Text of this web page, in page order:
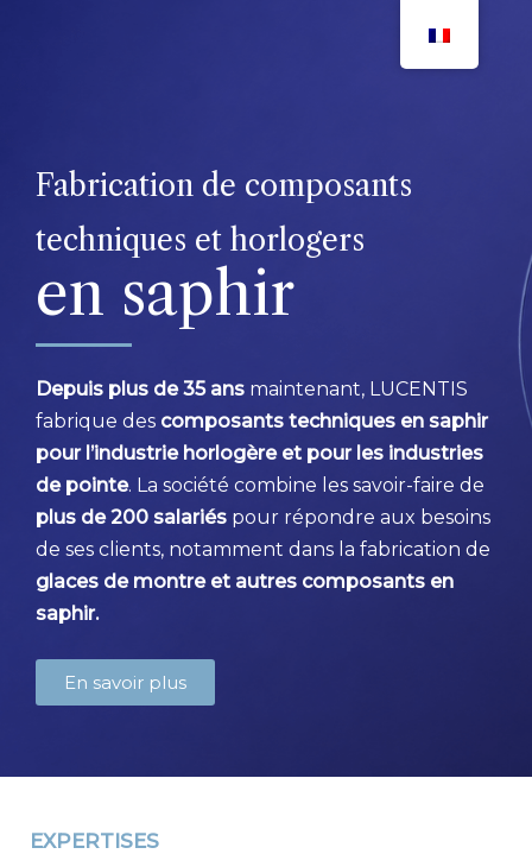
Fabrication de composants
techniques et horlogers
en saphir
Depuis plus de 35 ans maintenant, LUCENTIS
fabrique des composants techniques en saphir
pour l’industrie horlogère et pour les industries
de pointe. La société combine les savoir-faire de
plus de 200 salariés pour répondre aux besoins
de ses clients, notamment dans la fabrication de
glaces de montre et autres composants en
saphir.
En savoir plus
EXPERTISES